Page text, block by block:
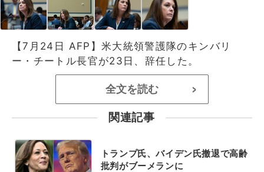
【7月24日 AFP】米大統領警護隊のキンバリ
ー・チートル長官が23日、辞任した。
全文を読む >
関連記事
トランプ氏、バイデン氏撤退で高齢
批判がブーメランに